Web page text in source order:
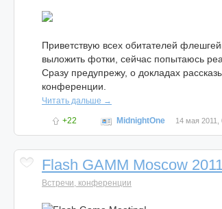
Приветствую всех обитателей
выложить фотки, сейчас попытаюсь
Сразу предупрежу, о докладах
конференции.
Читать дальше →
+22 MidnightOne 14 мая 2011,
Flash GAMM Moscow 2011
Встречи, конференции